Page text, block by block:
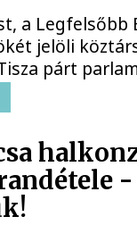
a Legfelsőbb
jelöli
párt
-